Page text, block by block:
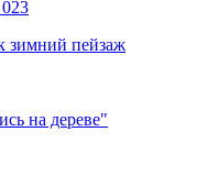
зимний пейзаж
на дереве"